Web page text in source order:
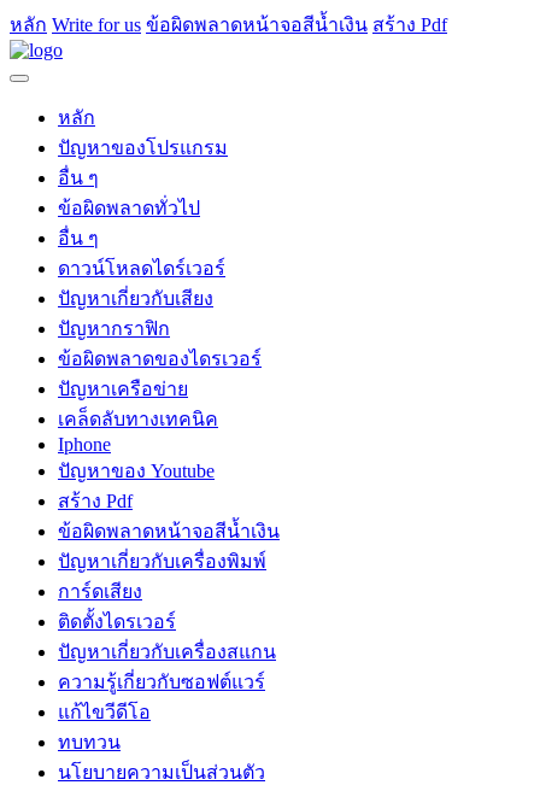
หลัก Write for us ข้อผิดพลาดหน้าจอสีน้ำเงิน สร้าง Pdf
หลัก
ปัญหาของโปรแกรม
อื่น ๆ
ข้อผิดพลาดทั่วไป
อื่น ๆ
ดาวน์โหลดไดร์เวอร์
ปัญหาเกี่ยวกับเสียง
ปัญหากราฟิก
ข้อผิดพลาดของไดรเวอร์
ปัญหาเครือข่าย
เคล็ดลับทางเทคนิค
Iphone
ปัญหาของ Youtube
สร้าง Pdf
ข้อผิดพลาดหน้าจอสีน้ำเงิน
ปัญหาเกี่ยวกับเครื่องพิมพ์
การ์ดเสียง
ติดตั้งไดรเวอร์
ปัญหาเกี่ยวกับเครื่องสแกน
ความรู้เกี่ยวกับซอฟต์แวร์
แก้ไขวีดีโอ
ทบทวน
นโยบายความเป็นส่วนตัว